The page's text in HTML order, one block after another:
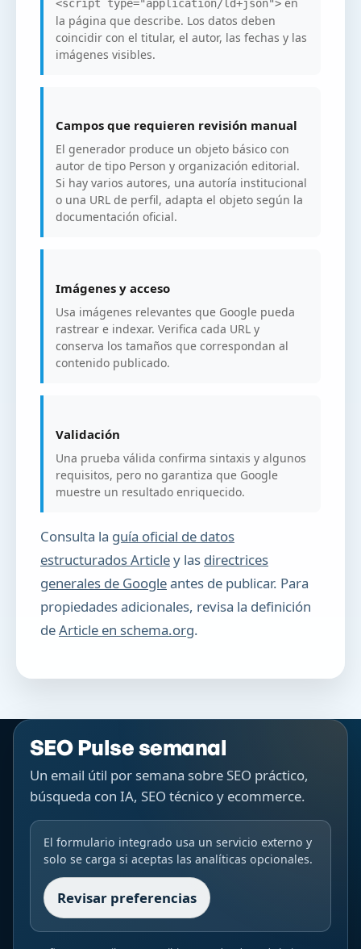
<script type="application/ld+json">
la página que describe. Los datos deben
coincidir con el titular, el autor, las fechas y las
imágenes visibles.
Campos que requieren revisión manual
El generador produce un objeto básico con
autor de tipo Person y organización editorial.
Si hay varios autores, una autoría institucional
o una URL de perfil, adapta el objeto según la
documentación oficial.
Imágenes y acceso
Usa imágenes relevantes que Google pueda
rastrear e indexar. Verifica cada URL y
conserva los tamaños que correspondan al
contenido publicado.
Validación
Una prueba válida confirma sintaxis y algunos
requisitos, pero no garantiza que Google
muestre un resultado enriquecido.
Consulta la guía oficial de datos
estructurados Articley las directrices
generales de Googleantes de publicar. Para
propiedades adicionales, revisa la definición
deArticle en schema.org.
SEO Pulse semanal
Un email útil por semana sobre SEO práctico,
búsqueda con IA, SEO técnico y ecommerce.
El formulario integrado usa un servicio externo y
solo se carga si aceptas las analíticas opcionales.
Revisar preferencias